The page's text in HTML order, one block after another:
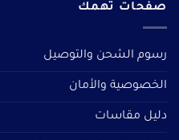
صفحات تهمك
رسوم الشحن والتوصيل
الخصوصية والأمان
دليل مقاسات